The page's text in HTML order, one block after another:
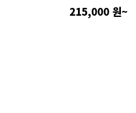
215,000 원~